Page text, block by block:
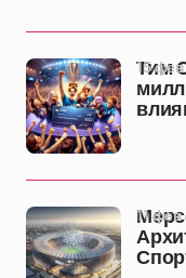
Тим
15
11